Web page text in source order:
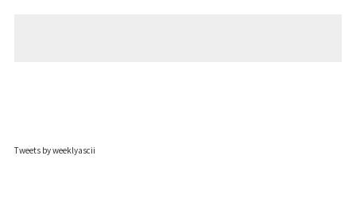
Tweets by weeklyascii